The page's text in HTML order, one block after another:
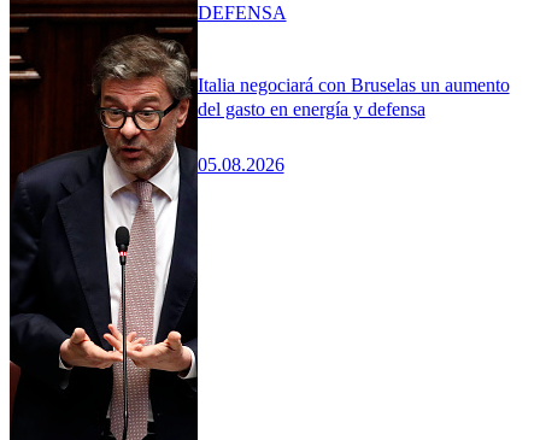
Italia negociará con Bruselas un aumento
del gasto en energía y defensa
05.08.2026
DEFENSA